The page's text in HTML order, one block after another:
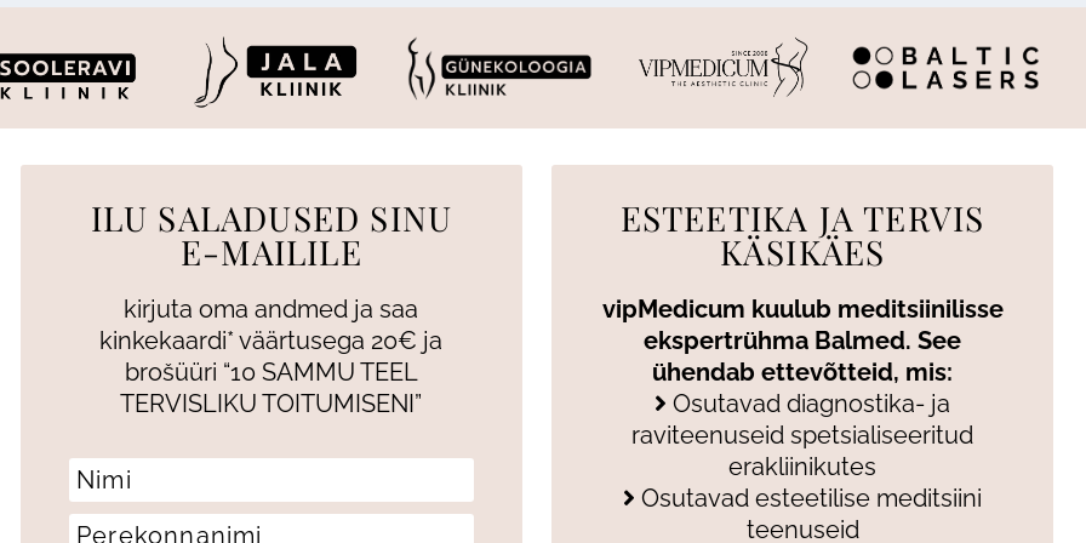
ILU SALADUSED SINU
E-MAILILE
kirjuta oma andmed ja saa
kinkekaardi* väärtusega 20€ ja
brošüüri “10 SAMMU TEEL
TERVISLIKU TOITUMISENI”
ESTEETIKA JA TERVIS
KÄSIKÄES
vipMedicum kuulub meditsiinilisse
ekspertrühma Balmed. See
ühendab ettevõtteid, mis:
Osutavad diagnostika- ja
raviteenuseid spetsialiseeritud
erakliinikutes
Osutavad esteetilise meditsiini
teenuseid